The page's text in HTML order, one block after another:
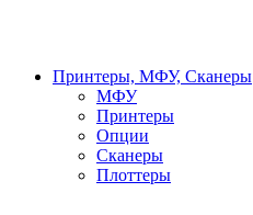
Принтеры, МФУ, Сканеры
МФУ
Принтеры
Опции
Сканеры
Плоттеры